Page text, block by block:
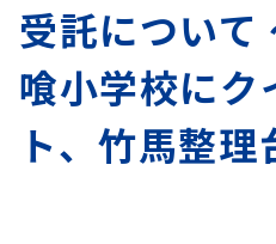
受託について
喰小学校にク
ト、竹馬整